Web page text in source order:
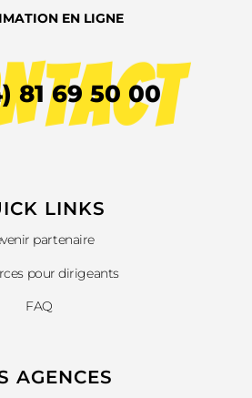
EN LIGNE
81 69 50 00
LINKS​
partenaire
pour dirigeants
FAQ
AGENCES